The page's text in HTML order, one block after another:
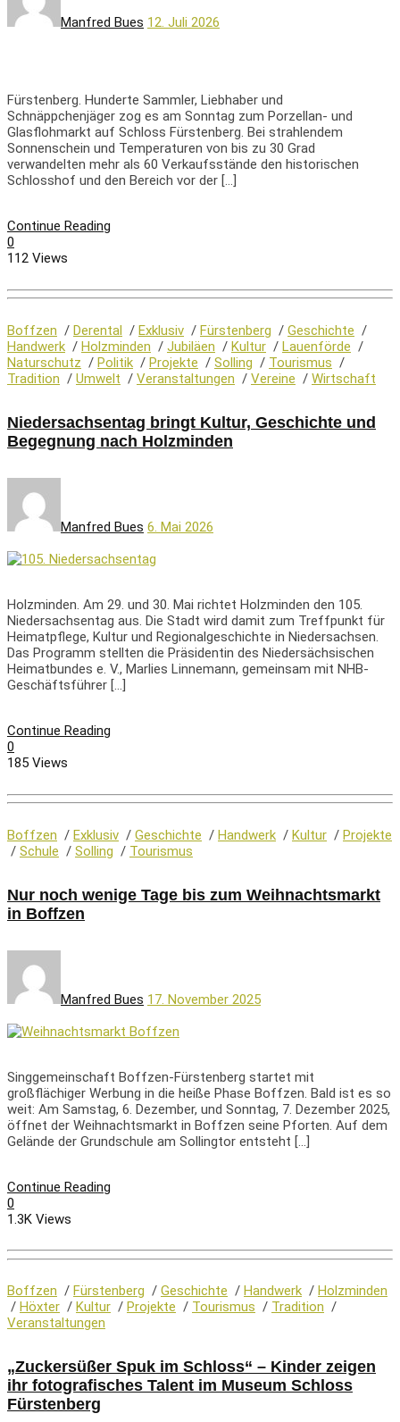
Manfred Bues 12. Juli 2026
Fürstenberg. Hunderte Sammler, Liebhaber und
Schnäppchenjäger zog es am Sonntag zum Porzellan- und
Glasflohmarkt auf Schloss Fürstenberg. Bei strahlendem
Sonnenschein und Temperaturen von bis zu 30 Grad
verwandelten mehr als 60 Verkaufsstände den historischen
Schlosshof und den Bereich vor der […]
Continue Reading
0
112 Views
Boffzen / Derental / Exklusiv / Fürstenberg / Geschichte /
Handwerk / Holzminden / Jubiläen / Kultur / Lauenförde /
Naturschutz / Politik / Projekte / Solling / Tourismus /
Tradition / Umwelt / Veranstaltungen / Vereine / Wirtschaft
Niedersachsentag bringt Kultur, Geschichte und
Begegnung nach Holzminden
Manfred Bues 6. Mai 2026
Holzminden. Am 29. und 30. Mai richtet Holzminden den 105.
Niedersachsentag aus. Die Stadt wird damit zum Treffpunkt für
Heimatpflege, Kultur und Regionalgeschichte in Niedersachsen.
Das Programm stellten die Präsidentin des Niedersächsischen
Heimatbundes e. V., Marlies Linnemann, gemeinsam mit NHB-
Geschäftsführer […]
Continue Reading
0
185 Views
Boffzen / Exklusiv / Geschichte / Handwerk / Kultur / Projekte
/ Schule / Solling / Tourismus
Nur noch wenige Tage bis zum Weihnachtsmarkt
in Boffzen
Manfred Bues 17. November 2025
Singgemeinschaft Boffzen-Fürstenberg startet mit
großflächiger Werbung in die heiße Phase Boffzen. Bald ist es so
weit: Am Samstag, 6. Dezember, und Sonntag, 7. Dezember 2025,
öffnet der Weihnachtsmarkt in Boffzen seine Pforten. Auf dem
Gelände der Grundschule am Sollingtor entsteht […]
Continue Reading
0
1.3K Views
Boffzen / Fürstenberg / Geschichte / Handwerk / Holzminden
/ Höxter / Kultur / Projekte / Tourismus / Tradition /
Veranstaltungen
„Zuckersüßer Spuk im Schloss“ – Kinder zeigen
ihr fotografisches Talent im Museum Schloss
Fürstenberg